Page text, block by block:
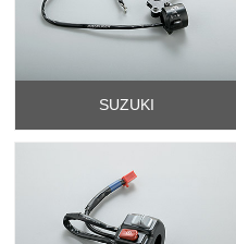
SUZUKI